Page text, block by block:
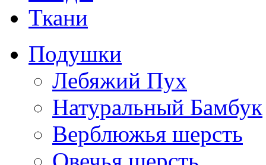
Ткани
Подушки
Лебяжий Пух
Натуральный Бамбук
Верблюжья шерсть